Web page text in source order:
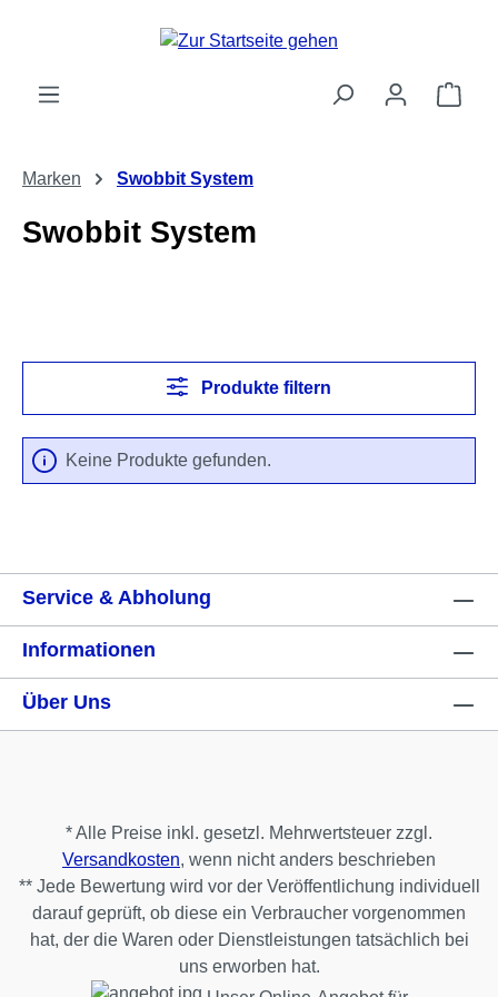
Zum Hauptinhalt springen
Marken Swobbit System
Swobbit System
Produkte filtern
Keine Produkte gefunden.
Service & Abholung
Informationen
Über Uns
* Alle Preise inkl. gesetzl. Mehrwertsteuer zzgl.
Versandkosten, wenn nicht anders beschrieben
** Jede Bewertung wird vor der Veröffentlichung individuell
darauf geprüft, ob diese ein Verbraucher vorgenommen
hat, der die Waren oder Dienstleistungen tatsächlich bei
uns erworben hat.